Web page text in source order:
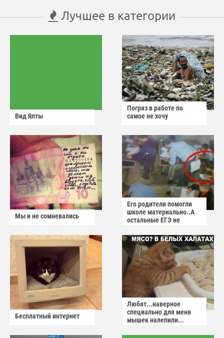
Лучшее в категории
Вид Ялты
Погряз в работе по
самое не хочу
Мы и не сомневались
Его родители помогли
школе материально..А
остальные ЕГЭ не
Бесплатный интернет
Любят...наверное
специально для меня
мышек налепили...